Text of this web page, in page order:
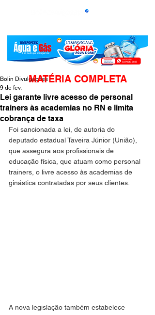
Lei garante livre acesso de personal
trainers às academias no RN e limita
cobrança de taxa
Bolin Divulgações
9 de fev.
Foi sancionada a lei, de autoria do
deputado estadual Taveira Júnior (União),
que assegura aos profissionais de
educação física, que atuam como personal
trainers, o livre acesso às academias de
ginástica contratadas por seus clientes.
A nova legislação também estabelece
MATÉRIA COMPLETA